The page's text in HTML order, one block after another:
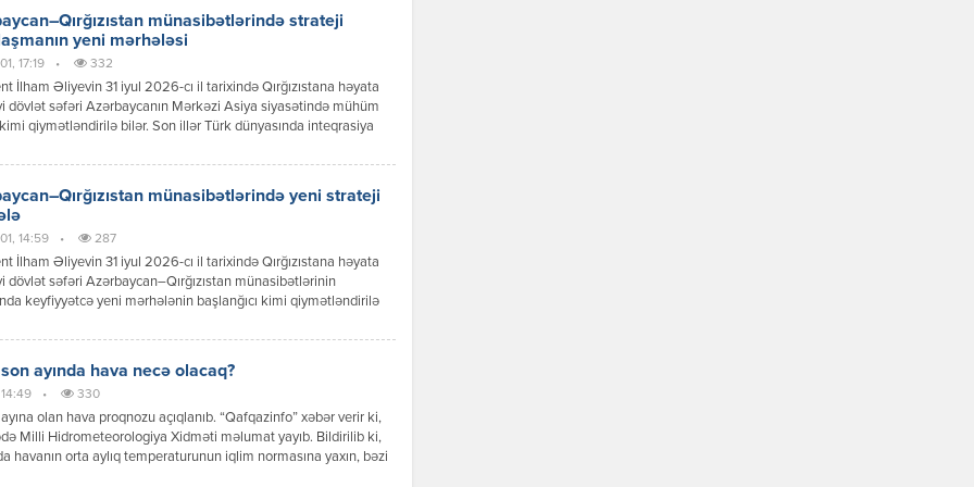
icrası deyildi; bu, ortaq köklərə, […]münasibətlərində strateji
yeni mərhələsi
17:19 • 332
İlham Əliyevin 31 iyul 2026-cı il tarixində Qırğızıstana həyata
dövlət səfəri Azərbaycanın Mərkəzi Asiya siyasətində mühüm
qiymətləndirilə bilər. Son illər Türk dünyasında inteqrasiya
də yeni məzmun qazanır. Dövlət başçılarının görüşü zamanı
[…]
münasibətlərində yeni strateji
14:59 • 287
İlham Əliyevin 31 iyul 2026-cı il tarixində Qırğızıstana həyata
dövlət səfəri Azərbaycan–Qırğızıstan münasibətlərinin
keyfiyyətcə yeni mərhələnin başlanğıcı kimi qiymətləndirilə
qəbul edilən qərarlar və verilən siyasi mesajlar göstərir ki,
səviyyəsinə yüksəltmək əzmindədir. Prezident İlham Əliyevin
münasibətləri […]
son ayında hava necə olacaq?
• 330
olan hava proqnozu açıqlanıb. “Qafqazinfo” xəbər verir ki,
Milli Hidrometeorologiya Xidməti məlumat yayıb. Bildirilib ki,
havanın orta aylıq temperaturunun iqlim normasına yaxın, bəzi